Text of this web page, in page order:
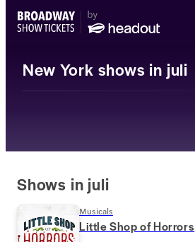
New York shows in juli
Shows in juli
Musicals
Little Shop of Horrors